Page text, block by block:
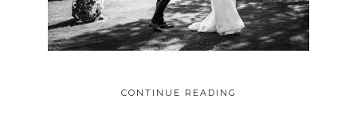
CONTINUE READING